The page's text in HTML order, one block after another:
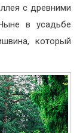
с древними
в усадьбе
который